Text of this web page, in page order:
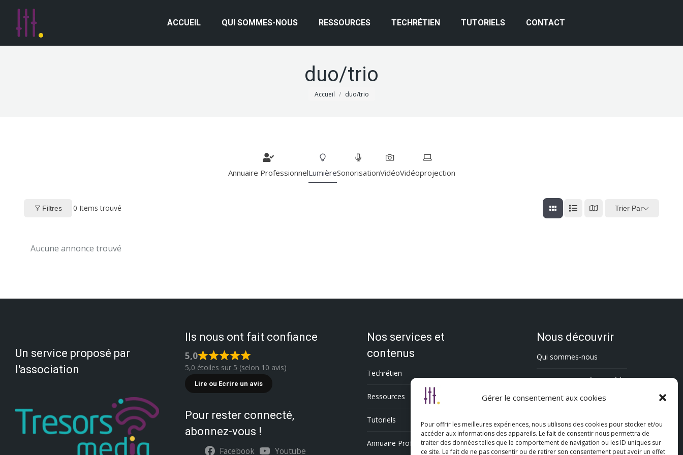
Gérer le consentement aux cookies
Pour offrir les meilleures expériences, nous utilisons des cookies pour stocker et/ou
accéder aux informations des appareils. Le fait de consentir nous permettra de
traiter des données telles que le comportement de navigation ou les ID uniques sur
ce site. Le fait de ne pas consentir ou de retirer son consentement peut avoir un effet
ACCUEIL QUI SOMMES-NOUS RESSOURCES TECHRÉTIEN TUTORIELS CONTACT
duo/trio
Vous êtes ici :
Accueil duo/trio
Annuaire ProfessionnelLumièreSonorisationVidéoVidéoprojection
Filtres 0 Items trouvé Trier Par
Aucune annonce trouvé
Un service proposé par
l'association
Ils nous ont fait confiance
5,0
5,0 étoiles sur 5 (selon 10 avis)
Lire ou Ecrire un avis
Pour rester connecté,
abonnez-vous !
Facebook Youtube
Nos services et
contenus
Techrétien
Ressources
Tutoriels
Annuaire Professionnel
Nous découvrir
Qui sommes-nous
L’association Trésorsmédia
Contact
Politique de cookies (UE)
Mentions légales